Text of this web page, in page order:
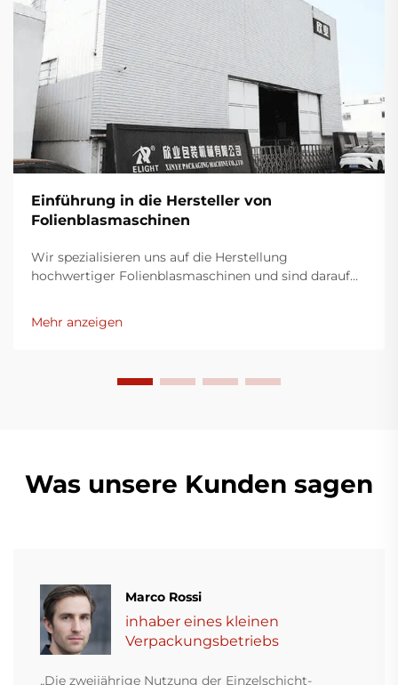
Einführung in die Hersteller von
Folienblasmaschinen
Wir spezialisieren uns auf die Herstellung
hochwertiger Folienblasmaschinen und sind darauf
Kunststoffverpackungsindustrie bereitzustellen.
Unsere Folienblasmaschinen nutzen moderne
verschiedener Kunststofffilme.
Mehr anzeigen
Was unsere Kunden sagen
Marco Rossi
inhaber eines kleinen
Verpackungsbetriebs
„Die zweijährige Nutzung der Einzelschicht-